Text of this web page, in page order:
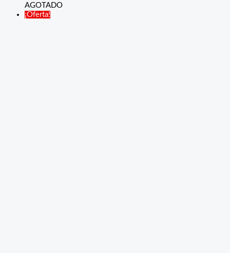
AGOTADO
¡Oferta!